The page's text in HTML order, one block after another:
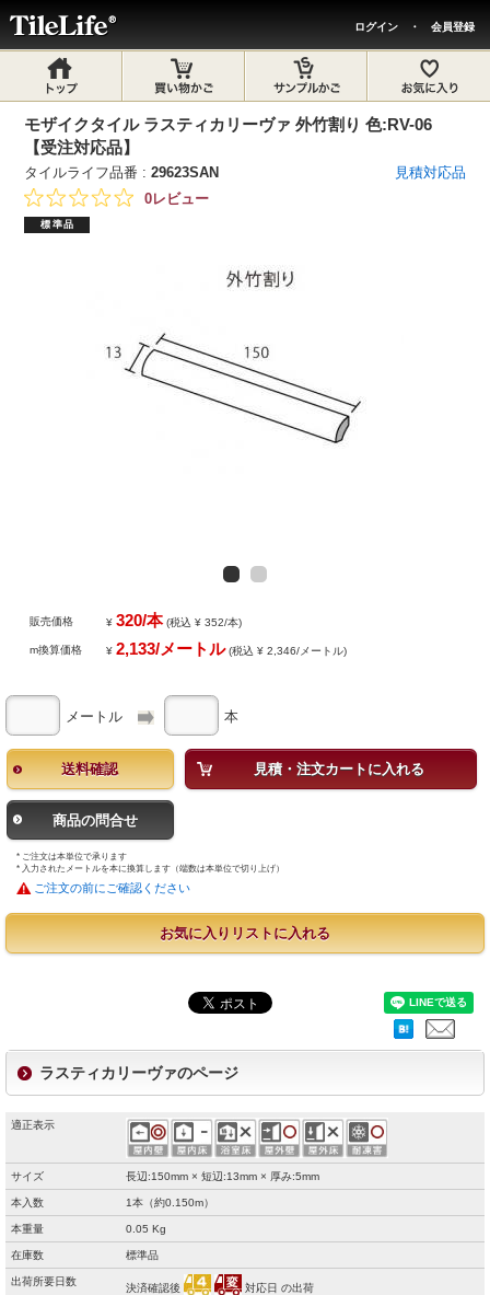
ログイン ・ 会員登録
モザイクタイル ラスティカリーヴァ 外竹割り 色:RV-06
【受注対応品】
タイルライフ品番 :29623SAN
見積対応品
0レビュー
標準品
販売価格 ¥320/本(税込 ¥ 352/本)
m換算価格 ¥2,133/メートル(税込 ¥ 2,346/メートル)
メートル 本
送料確認 見積・注文カートに入れる
商品の問合せ
* ご注文は本単位で承ります
* 入力されたメートルを本に換算します（端数は本単位で切り上げ）
ご注文の前にご確認ください
お気に入りリストに入れる
ラスティカリーヴァのページ
適正表示
サイズ 長辺:150mm × 短辺:13mm × 厚み:5mm
本入数 1本（約0.150m）
本重量 0.05 Kg
在庫数 標準品
出荷所要日数
決済確認後 対応日 の出荷